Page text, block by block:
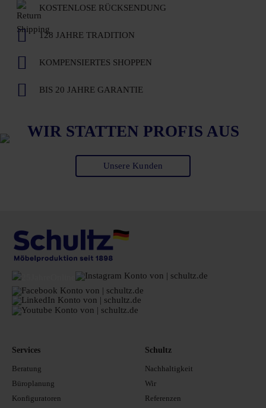
KOSTENLOSE RÜCKSENDUNG
128 JAHRE TRADITION
KOMPENSIERTES SHOPPEN
BIS 20 JAHRE GARANTIE
WIR STATTEN PROFIS AUS
Unsere Kunden
Services
Beratung
Büroplanung
Konfiguratoren
Schultz
Nachhaltigkeit
Wir
Referenzen